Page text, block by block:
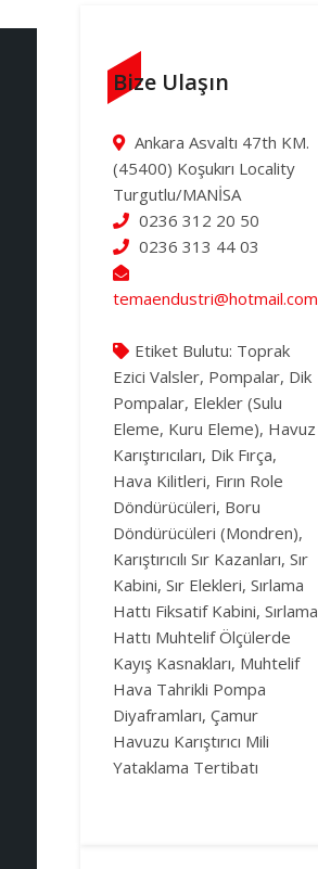
Bize Ulaşın
Ankara Asvaltı 47th KM.
(45400) Koşukırı Locality
Turgutlu/MANİSA
0236 312 20 50
0236 313 44 03
temaendustri@hotmail.com
Etiket Bulutu: Toprak
Ezici Valsler, Pompalar, Dik
Pompalar, Elekler (Sulu
Eleme, Kuru Eleme), Havuz
Karıştırıcıları, Dik Fırça,
Hava Kilitleri, Fırın Role
Döndürücüleri, Boru
Döndürücüleri (Mondren),
Karıştırıcılı Sır Kazanları, Sır
Kabini, Sır Elekleri, Sırlama
Hattı Fiksatif Kabini, Sırlama
Hattı Muhtelif Ölçülerde
Kayış Kasnakları, Muhtelif
Hava Tahrikli Pompa
Diyaframları, Çamur
Havuzu Karıştırıcı Mili
Yataklama Tertibatı